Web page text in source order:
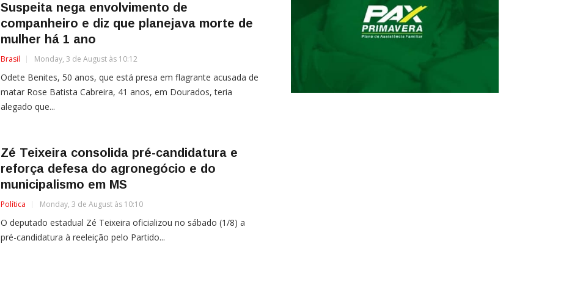
Suspeita nega envolvimento de
companheiro e diz que planejava morte de
mulher há 1 ano
Brasil Monday, 3 de August às 10:12
Odete Benites, 50 anos, que está presa em flagrante acusada de
matar Rose Batista Cabreira, 41 anos, em Dourados, teria
alegado que...
Zé Teixeira consolida pré-candidatura e
reforça defesa do agronegócio e do
municipalismo em MS
Política Monday, 3 de August às 10:10
O deputado estadual Zé Teixeira oficializou no sábado (1/8) a
pré-candidatura à reeleição pelo Partido...